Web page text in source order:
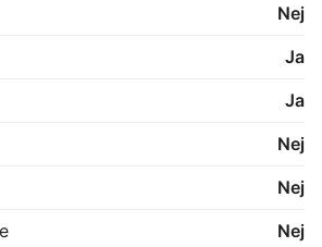
Nej
Ja
Ja
Nej
Nej
Nej